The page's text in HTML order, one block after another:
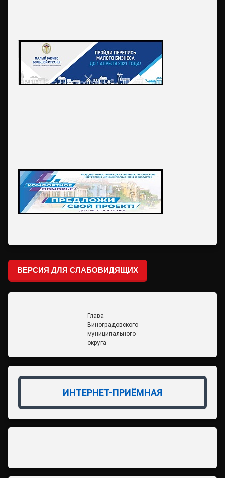
ВЕРСИЯ ДЛЯ СЛАБОВИДЯЩИХ
Глава
Виноградовского
муниципального
округа
ИНТЕРНЕТ-ПРИЁМНАЯ